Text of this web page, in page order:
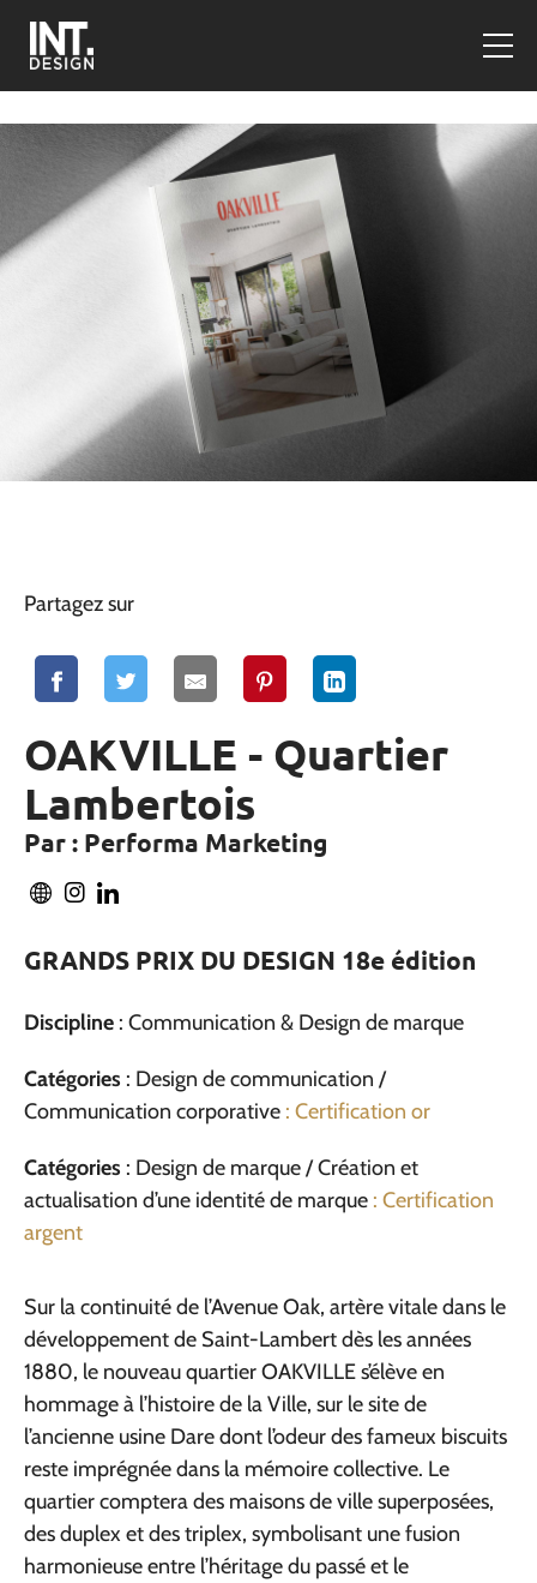
Partagez sur
OAKVILLE - Quartier
Lambertois
Par : Performa Marketing
GRANDS PRIX DU DESIGN 18e édition
Discipline : Communication & Design de marque
Catégories : Design de communication /
Communication corporative : Certification or
Catégories : Design de marque / Création et
actualisation d’une identité de marque : Certification
argent
Sur la continuité de l’Avenue Oak, artère vitale dans le
développement de Saint-Lambert dès les années
1880, le nouveau quartier OAKVILLE s’élève en
hommage à l’histoire de la Ville, sur le site de
l’ancienne usine Dare dont l’odeur des fameux biscuits
reste imprégnée dans la mémoire collective. Le
quartier comptera des maisons de ville superposées,
des duplex et des triplex, symbolisant une fusion
harmonieuse entre l’héritage du passé et le